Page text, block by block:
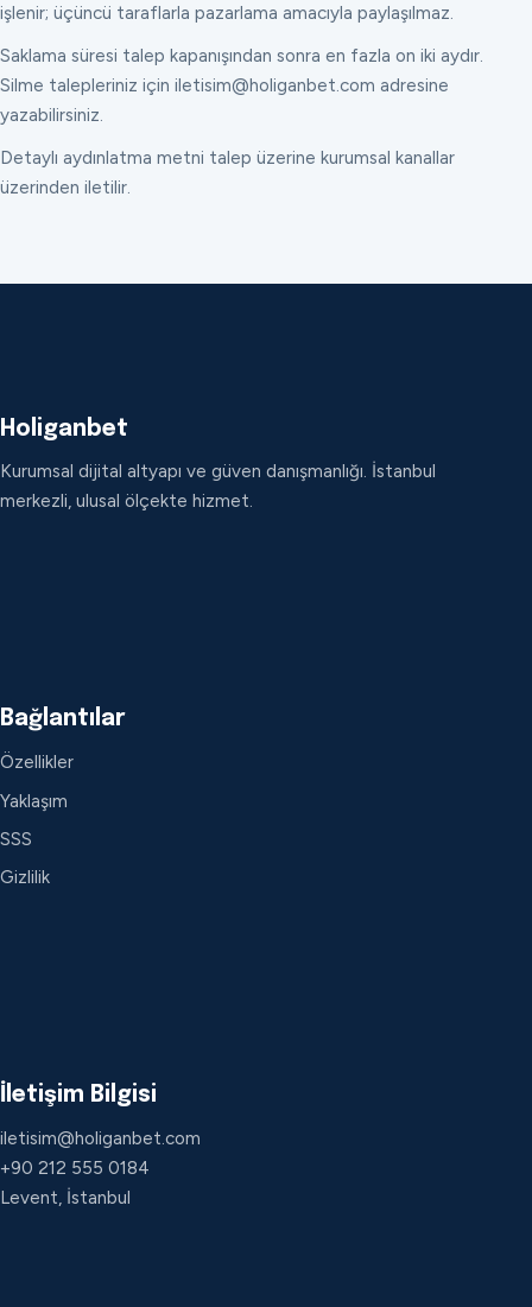
işlenir; üçüncü taraflarla pazarlama amacıyla paylaşılmaz.
Saklama süresi talep kapanışından sonra en fazla on iki aydır.
Silme talepleriniz için iletisim@holiganbet.com adresine
yazabilirsiniz.
Detaylı aydınlatma metni talep üzerine kurumsal kanallar
üzerinden iletilir.
Holiganbet
Kurumsal dijital altyapı ve güven danışmanlığı. İstanbul
merkezli, ulusal ölçekte hizmet.
Bağlantılar
Özellikler
Yaklaşım
SSS
Gizlilik
İletişim Bilgisi
iletisim@holiganbet.com
+90 212 555 0184
Levent, İstanbul